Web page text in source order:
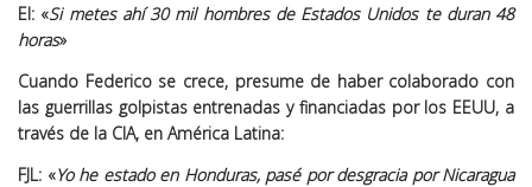
EI: «Si metes ahí 30 mil hombres de Estados Unidos te duran 48
horas»
Cuando Federico se crece, presume de haber colaborado con
las guerrillas golpistas entrenadas y financiadas por los EEUU, a
través de la CIA, en América Latina:
FJL: «Yo he estado en Honduras, pasé por desgracia por Nicaragua